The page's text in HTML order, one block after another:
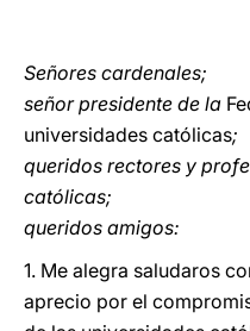
Señores cardenales;
señor presidente de la
universidades católicas;
queridos rectores y
católicas;
queridos amigos:
1. Me alegra saludaros
aprecio por el